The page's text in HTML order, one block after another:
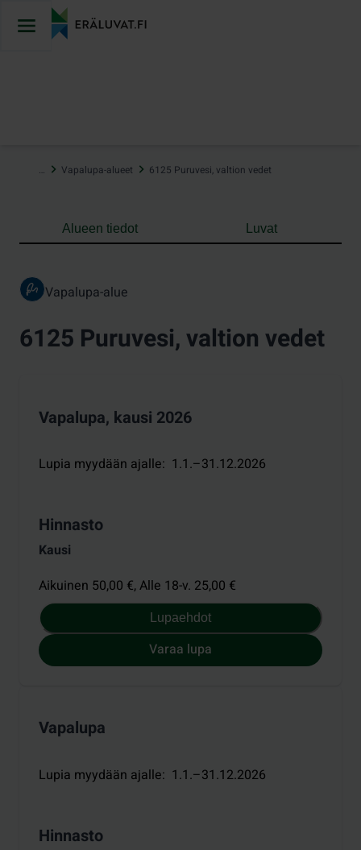
sisältöön
… Vapalupa-alueet 6125 Puruvesi, valtion vedet
Alueen tiedot Luvat
Vapalupa-alue
6125 Puruvesi, valtion vedet
Vapalupa, kausi 2026
Lupia myydään ajalle: 1.1.–31.12.2026
Hinnasto
Kausi
Aikuinen 50,00 €,Alle 18-v. 25,00 €
Lupaehdot
Varaa lupa
Vapalupa
Lupia myydään ajalle: 1.1.–31.12.2026
Hinnasto